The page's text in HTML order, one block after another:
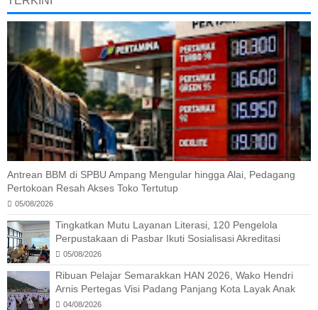
Antrean BBM di SPBU Ampang Mengular hingga Alai, Pedagang
Pertokoan Resah Akses Toko Tertutup
05/08/2026
Tingkatkan Mutu Layanan Literasi, 120 Pengelola
Perpustakaan di Pasbar Ikuti Sosialisasi Akreditasi
05/08/2026
Ribuan Pelajar Semarakkan HAN 2026, Wako Hendri
Arnis Pertegas Visi Padang Panjang Kota Layak Anak
04/08/2026